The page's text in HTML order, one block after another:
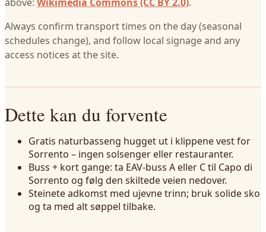
Always confirm transport times on the day (seasonal
schedules change), and follow local signage and any
access notices at the site.
Dette kan du forvente
Gratis naturbasseng hugget ut i klippene vest for
Sorrento – ingen solsenger eller restauranter.
Buss + kort gange: ta EAV-buss A eller C til Capo di
Sorrento og følg den skiltede veien nedover.
Steinete adkomst med ujevne trinn; bruk solide sko
og ta med alt søppel tilbake.